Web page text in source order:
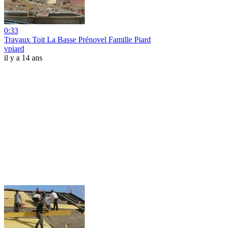
0:33
Travaux Toit La Basse Prénovel Famille Piard
vpiard
il y a 14 ans